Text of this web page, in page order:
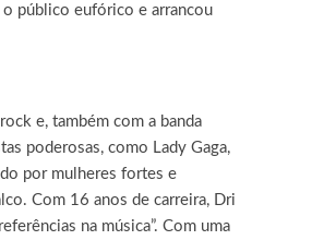
o público eufórico e arrancou
e, também com a banda
poderosas, como Lady Gaga,
por mulheres fortes e
Com 16 anos de carreira, Dri
na música”. Com uma